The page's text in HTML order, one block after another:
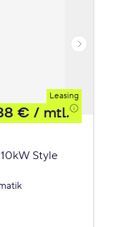
Leasing
€ / mtl.
Style